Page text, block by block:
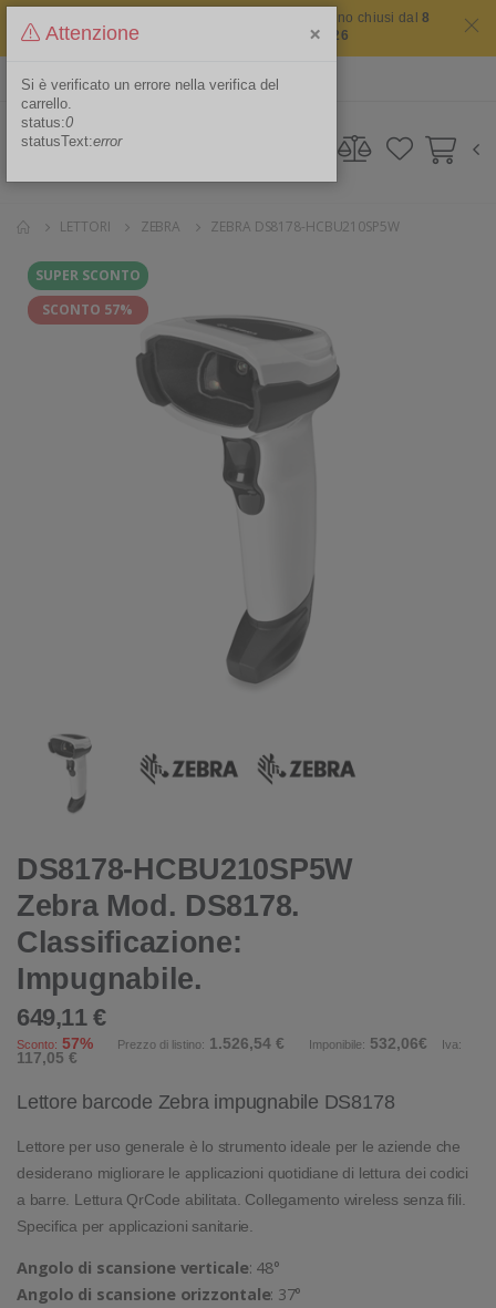
Il sito non chiude mai ma i nostri uffici saranno chiusi dal8
agosto 2026 al 16 agosto 2026
Area Riservata
LETTORI ZEBRA ZEBRA DS8178-HCBU210SP5W
SUPER SCONTO
SCONTO 57%
DS8178-HCBU210SP5W
Zebra Mod. DS8178.
Classificazione:
Impugnabile.
649,11 €
Sconto: 57% Prezzo di listino: 1.526,54 € Imponibile: 532,06€ Iva:
117,05 €
Lettore barcode Zebra impugnabile DS8178
Lettore per uso generale è lo strumento ideale per le aziende che
desiderano migliorare le applicazioni quotidiane di lettura dei codici
a barre. Lettura QrCode abilitata. Collegamento wireless senza fili.
Specifica per applicazioni sanitarie.
Angolo di scansione verticale: 48°
Angolo di scansione orizzontale: 37°
Attenzione ×
Si è verificato un errore nella verifica del
carrello.
status:0
statusText:error